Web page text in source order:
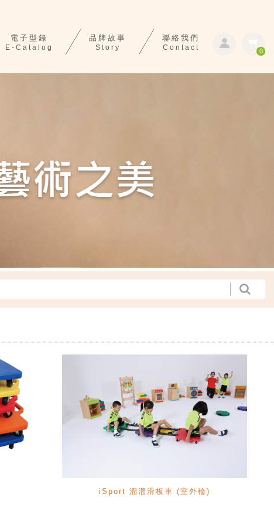
0
電子型錄
E-Catalog
品牌故事
Story
聯絡我們
Contact
iSport 溜溜滑板車 (室外輪)